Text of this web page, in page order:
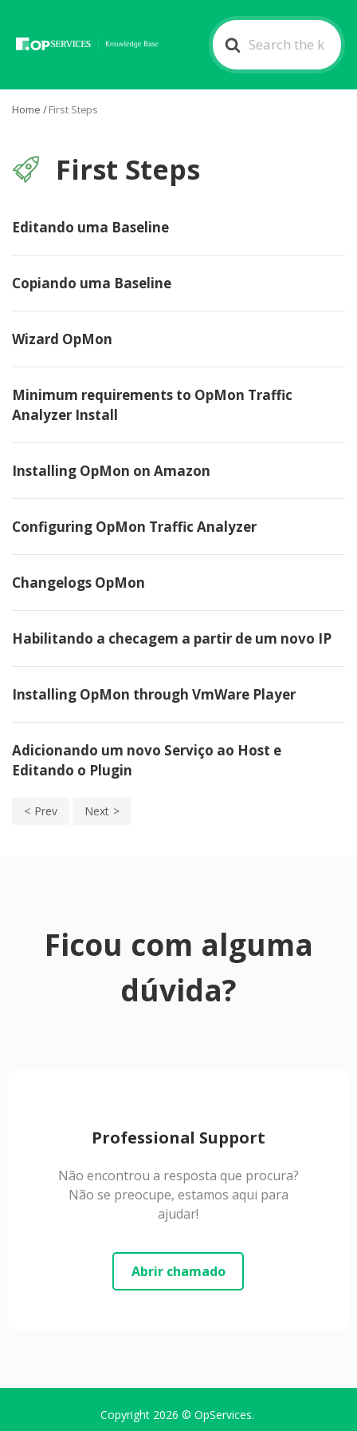
Search
For
Home /First Steps
First Steps
Editando uma Baseline
Copiando uma Baseline
Wizard OpMon
Minimum requirements to OpMon Traffic
Analyzer Install
Installing OpMon on Amazon
Configuring OpMon Traffic Analyzer
Changelogs OpMon
Habilitando a checagem a partir de um novo IP
Installing OpMon through VmWare Player
Adicionando um novo Serviço ao Host e
Editando o Plugin
Prev Next
Ficou com alguma
dúvida?
Professional Support
Não encontrou a resposta que procura?
Não se preocupe, estamos aqui para
ajudar!
Abrir chamado
Copyright 2026 © OpServices.